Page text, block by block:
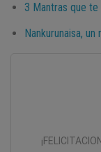
3 Mantras que te
Nankurunaisa,